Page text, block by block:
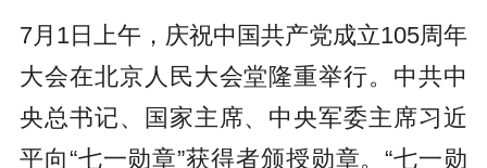
7月1日上午，庆祝中国共产党成立105周年
大会在北京人民大会堂隆重举行。中共中
央总书记、国家主席、中央军委主席习近
平向“七一勋章”获得者颁授勋章。“七一勋